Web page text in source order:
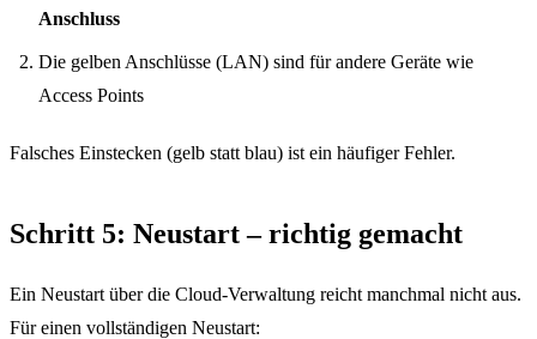
Abo pausieren
Anschluss
Die gelben Anschlüsse (LAN) sind für andere Geräte wie
Access Points
Falsches Einstecken (gelb statt blau) ist ein häufiger Fehler.
Schritt 5: Neustart – richtig gemacht
Ein Neustart über die Cloud-Verwaltung reicht manchmal nicht aus.
Für einen vollständigen Neustart: